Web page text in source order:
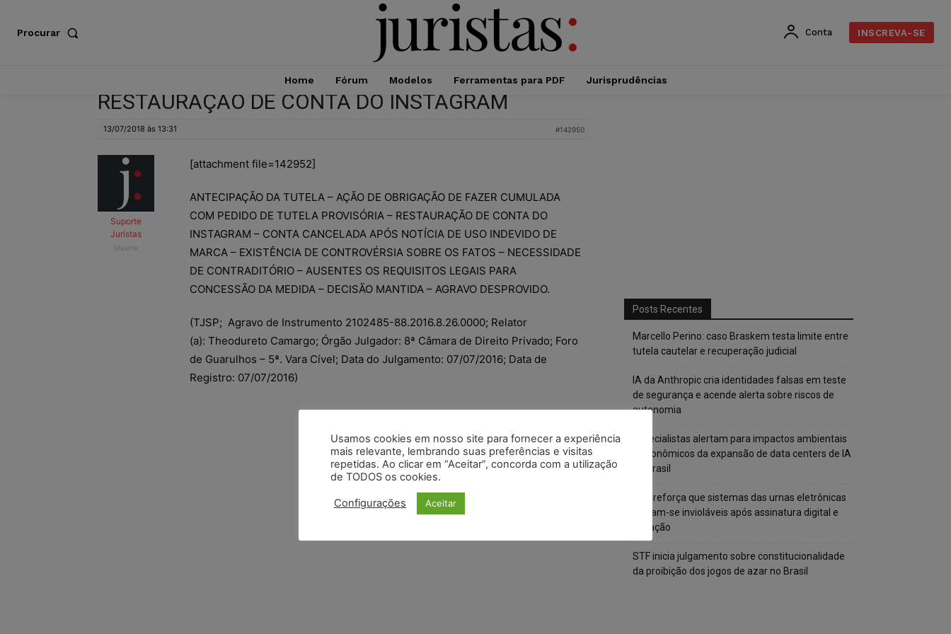
Procurar Conta INSCREVA-SE
Home Fórum Modelos Ferramentas para PDF Jurisprudências
RESTAURAÇÃO DE CONTA DO INSTAGRAM
13/07/2018 às 13:31 #142950
Suporte
Juristas
Mestre
[attachment file=142952]
ANTECIPAÇÃO DA TUTELA – AÇÃO DE OBRIGAÇÃO DE FAZER CUMULADA
COM PEDIDO DE TUTELA PROVISÓRIA – RESTAURAÇÃO DE CONTA DO
INSTAGRAM – CONTA CANCELADA APÓS NOTÍCIA DE USO INDEVIDO DE
MARCA – EXISTÊNCIA DE CONTROVÉRSIA SOBRE OS FATOS – NECESSIDADE
DE CONTRADITÓRIO – AUSENTES OS REQUISITOS LEGAIS PARA
CONCESSÃO DA MEDIDA – DECISÃO MANTIDA – AGRAVO DESPROVIDO.
(TJSP; Agravo de Instrumento 2102485-88.2016.8.26.0000; Relator
(a): Theodureto Camargo; Órgão Julgador: 8ª Câmara de Direito Privado; Foro
de Guarulhos – 5ª. Vara Cível; Data do Julgamento: 07/07/2016; Data de
Registro: 07/07/2016)
Posts Recentes
Marcello Perino: caso Braskem testa limite entre
tutela cautelar e recuperação judicial
IA da Anthropic cria identidades falsas em teste
de segurança e acende alerta sobre riscos de
autonomia
Especialistas alertam para impactos ambientais
e econômicos da expansão de data centers de IA
no Brasil
TSE reforça que sistemas das urnas eletrônicas
tornam-se invioláveis após assinatura digital e
lacração
STF inicia julgamento sobre constitucionalidade
da proibição dos jogos de azar no Brasil
Usamos cookies em nosso site para fornecer a experiência
mais relevante, lembrando suas preferências e visitas
repetidas. Ao clicar em “Aceitar”, concorda com a utilização
de TODOS os cookies.
Configurações Aceitar